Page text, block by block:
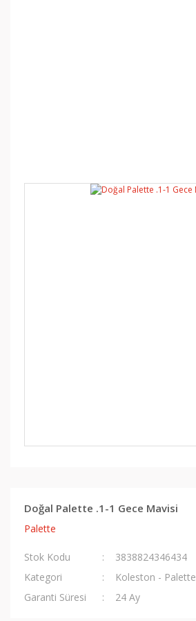
Doğal Palette .1-1 Gece Mavisi
Palette
Stok Kodu
3838824346434
Kategori
Koleston - Palette
Garanti Süresi
24 Ay